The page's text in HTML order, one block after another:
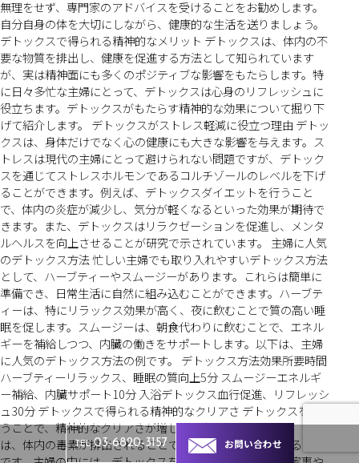
TEL03-6820-3157 お問い合わせ
無理をせず、専門家のアドバイスを受けることをお勧めします。
自分自身の体を大切にしながら、健康的な生活を送りましょう。
デトックスで得られる精神的なメリット デトックスは、体内の不
要な物質を排出し、健康を促進する方法として知られています
が、実は精神面にも多くのポジティブな影響をもたらします。特
に日々多忙な主婦にとって、デトックスは心身のリフレッシュに
役立ちます。デトックスがもたらす精神的な効果について掘り下
げて紹介します。 デトックスがストレス軽減に役立つ理由 デトッ
クスは、身体だけでなく心の健康にも大きな影響を与えます。ス
トレスは現代の主婦にとって避けられない問題ですが、デトック
スを通じてストレスホルモンであるコルチゾールのレベルを下げ
ることができます。例えば、デトックスダイエットを行うこと
で、体内の炎症が減少し、気分が軽くなるといった効果が期待で
きます。また、デトックスはリラクゼーションを促進し、メンタ
ルヘルスを向上させることが研究で示されています。 主婦に人気
のデトックス方法 忙しい主婦でも取り入れやすいデトックス方法
として、ハーブティーやスムージーがあります。これらは簡単に
準備でき、日常生活に自然に組み込むことができます。ハーブテ
ィーは、特にリラックス効果が高く、夜に飲むことで質の高い睡
眠を促します。スムージーは、朝食代わりに飲むことで、エネル
ギーを補給しつつ、内臓の働きをサポートします。以下は、主婦
に人気のデトックス方法の例です。 デトックス方法効果所要時間
ハーブティーリラックス、睡眠の質向上5分 スムージーエネルギ
ー補給、内臓サポート10分 入浴デトックス血行促進、リフレッシ
ュ30分 デトックスで得られる精神的なクリアさ デトックスを行
うことで、精神的なクリアさが増し、集中力が向上します。これ
は、体内の毒素が排出されることで、脳の働きが改善されるため